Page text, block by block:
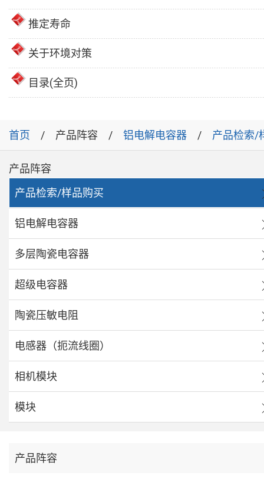
推定寿命
关于环境对策
目录(全页)
首页 产品阵容 铝电解电容器 产品检索/
产品阵容
产品检索/样品购买
铝电解电容器
多层陶瓷电容器
超级电容器
陶瓷压敏电阻
电感器（扼流线圈）
相机模块
模块
产品阵容